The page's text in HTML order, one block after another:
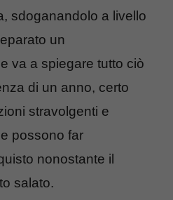
sdoganandolo a livello
un
va a spiegare tutto ciò
di un anno, certo
stravolgenti e
possono far
nonostante il
salato.